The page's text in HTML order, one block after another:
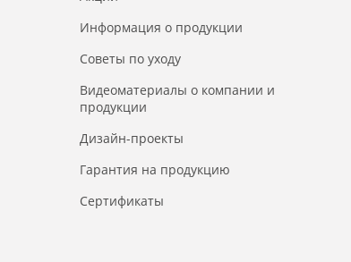
Информация о продукции
Советы по уходу
Видеоматериалы о компании и
продукции
Дизайн-проекты
Гарантия на продукцию
Сертификаты